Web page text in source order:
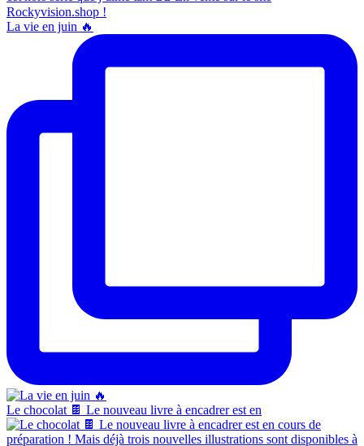
La vie en juin 🔥
Le chocolat 🍫 Le nouveau livre à encadrer est en